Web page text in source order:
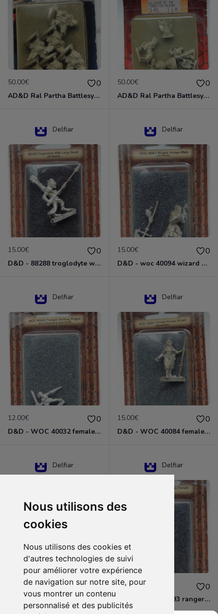
Nous utilisons des
cookies
Nous utilisons des cookies et
d'autres technologies de suivi
pour améliorer votre expérience
de navigation sur notre site, pour
vous montrer un contenu
personnalisé et des publicités
50.00€ 0
AD&D Ral Partha Battlesystem Miniatures Pack Iron Lord Dwarf Crossbowmen 11-854
50.00€ 0
AD&D Ral Partha Battlesystem Villains/Forgotten Realms 11-955 Miniatures
Delfiar
15.00€ 0
D&D - 88288 troglodyte with long Miniature - Donjons Dragons
Delfiar
15.00€ 0
D&D - woc 40094 wizard human male Miniature - Donjons Dragons
Delfiar
12.00€ 0
D&D - WOC 40032 female halfling rogue Miniature - Donjons Dragons
Delfiar
15.00€ 0
D&D - WOC 40084 female human wizard Miniature - Donjons Dragons
Delfiar
15.00€ 0
D&D - 88286 paladin human male Miniature - Donjons Dragons
Delfiar
12.00€ 0
D&D - WOC 40093 ranger human female Miniature - Donjons Dragons